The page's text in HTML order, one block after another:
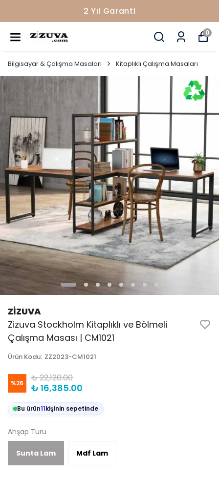
2 Yıl Garanti
0
Bilgisayar & Çalışma Masaları Kitaplıklı Çalışma Masaları
ZİZUVA
Zizuva Stockholm Kitaplıklı ve Bölmeli
Çalışma Masası | CM1021
Ürün Kodu: ZZ2023-CM1021
%26 ₺ 22,120.00
₺ 16,385.00
Bu ürün11kişinin sepetinde
Ahşap Türü
Sunta Lam Mdf Lam